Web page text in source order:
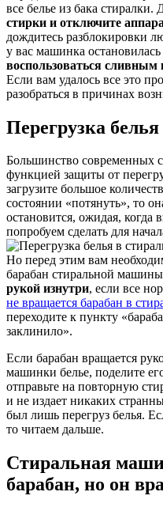
все белье из бака стиралки.
стирки и отключите
дождитесь разблокировки
у вас машинка
воспользоваться сливным
Если вам удалось все это
разобраться в причинах
Перегрузка белья
Большинство современных
функцией защиты от
загрузите большое
состоянии «потянуть», то
остановится, ожидая, когда
попробуем сделать для
Но перед этим вам
барабан стиральной
рукой изнутри, если все
не вращается барабан в
переходите к пункту
заклинило».
Если барабан вращается
машинки белье, поделите
отправьте на повторную
и не издает никаких
был лишь перегруз белья.
то читаем дальше.
Стиральная
барабан, но он